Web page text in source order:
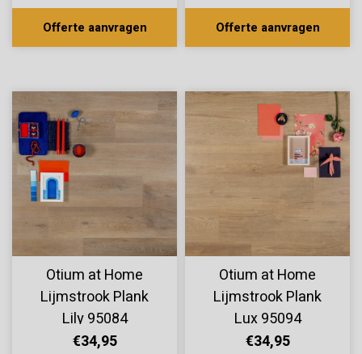
Offerte aanvragen Offerte aanvragen
Otium at Home
Lijmstrook Plank
Lily 95084
€34,95
Otium at Home
Lijmstrook Plank
Lux 95094
€34,95